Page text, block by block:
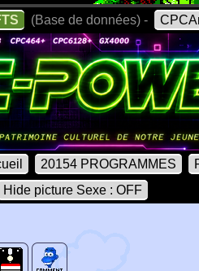
(Base de données) -
20154 PROGRAMMES
Hide picture Sexe : OFF